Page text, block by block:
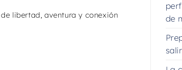
libertad, aventura y conexión
de